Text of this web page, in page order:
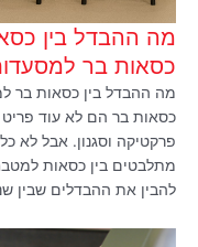
מה ההבדל בין
כסאות בר
מה ההבדל בין כסאות בר
כסאות בר הם לא עוד פריט
פרקטיקה וסגנון. אבל
מתלבטים בין כסאות
להבין את ההבדלים שבין